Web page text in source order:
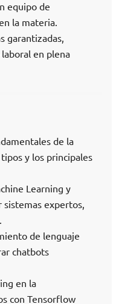
equipo de
la materia.
garantizadas,
en plena
de la
y los principales
Learning y
sistemas expertos,
de lenguaje
chatbots
en la
con Tensorflow